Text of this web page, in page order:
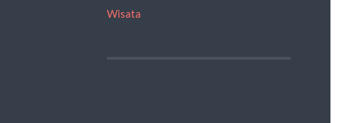
Wisata